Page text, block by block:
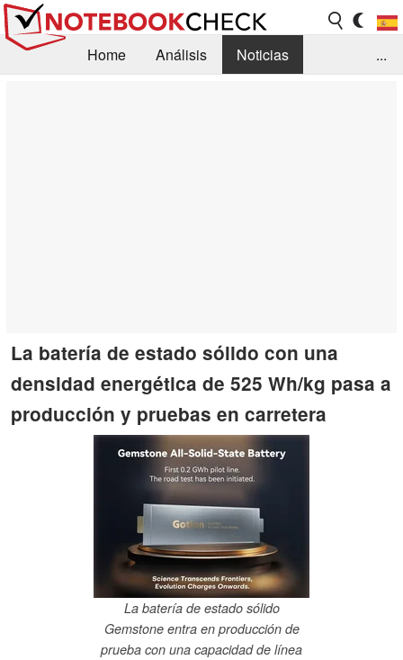
Home Análisis
Noticias
...
La batería de estado sólido con una
densidad energética de 525 Wh/kg pasa a
producción y pruebas en carretera
La batería de estado sólido
Gemstone entra en producción de
prueba con una capacidad de línea